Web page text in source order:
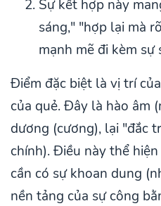
Sự kết hợp này
sáng," "hợp lại mà
mạnh mẽ đi kèm sự
Điểm đặc biệt là vị trí
của quẻ. Đây là hào âm
dương (cương), lại "đắc
chính). Điều này thể
cần có sự khoan dung
nền tảng của sự công